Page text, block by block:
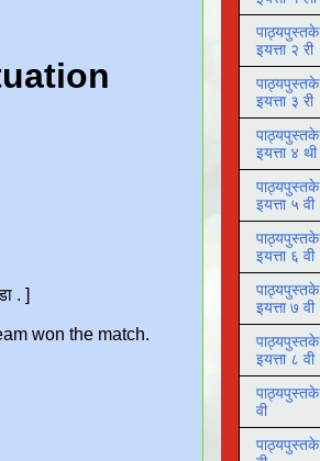
पाठ्यपुस्तके ,
इयत्ता २ री
पाठ्यपुस्तके ,
इयत्ता ३ री
पाठ्यपुस्तके ,
इयत्ता ४ थी
पाठ्यपुस्तके ,
इयत्ता ५ वी
पाठ्यपुस्तके ,
इयत्ता ६ वी
पाठ्यपुस्तके ,
इयत्ता ७ वी
पाठ्यपुस्तके ,
इयत्ता ८ वी
वी